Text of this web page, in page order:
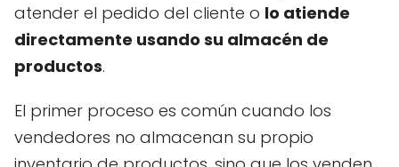
atender el pedido del cliente o lo atiende
directamente usando su almacén de
productos.
El primer proceso es común cuando los
vendedores no almacenan su propio